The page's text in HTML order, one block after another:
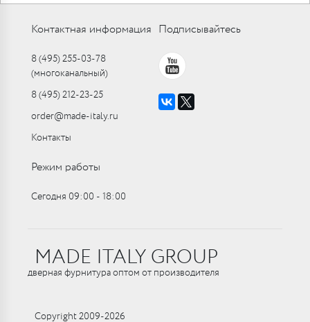
Контактная информация
8 (495) 255-03-78
(многоканальный)
8 (495) 212-23-25
order@made-italy.ru
Контакты
Подписывайтесь
Режим работы
Сегодня 09:00 ‑ 18:00
MADE ITALY GROUP
дверная фурнитура оптом от производителя
Copyright 2009-2026